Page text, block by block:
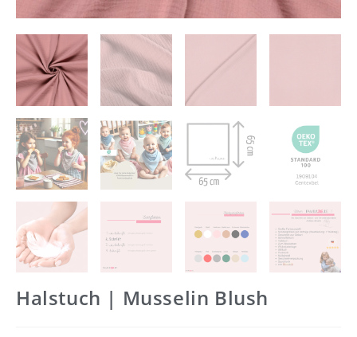
Halstuch | Musselin Blush